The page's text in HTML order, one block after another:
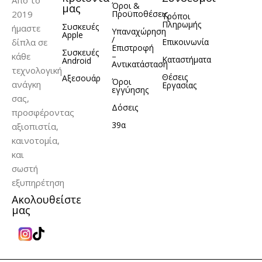
2019
ήμαστε
δίπλα σε
κάθε
τεχνολογική
ανάγκη
σας,
προσφέροντας
αξιοπιστία,
καινοτομία,
και
σωστή
εξυπηρέτηση
Ακολουθείστε
μας
μας
Συσκευές
Apple
Συσκευές
Android
Αξεσουάρ
Όροι &
Προϋποθέσεις
Υπαναχώρηση
/
Επιστροφή
–
Αντικατάσταση
Όροι
εγγύησης
Δόσεις
39α
Τρόποι
Πληρωμής
Επικοινωνία
Καταστήματα
Θέσεις
Εργασίας